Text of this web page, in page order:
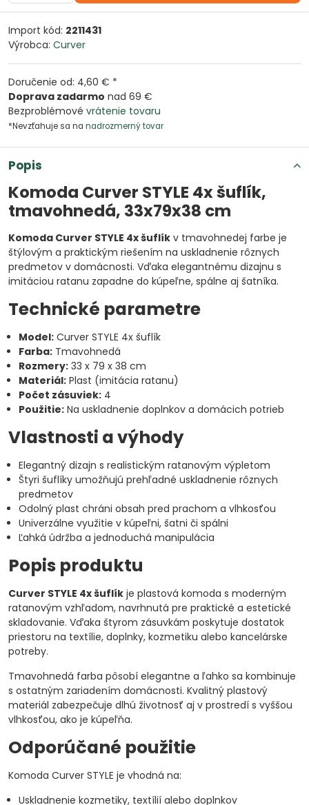
Import kód: 2211431
Výrobca: Curver
Doručenie od: 4,60 € *
Doprava zadarmo nad 69 €
Bezproblémové vrátenie tovaru
*Nevzťahuje sa na nadrozmerný tovar
Popis
Komoda Curver STYLE 4x šuflík,
tmavohnedá, 33x79x38 cm
Komoda Curver STYLE 4x šuflík v tmavohnedej farbe je
štýlovým a praktickým riešením na uskladnenie rôznych
predmetov v domácnosti. Vďaka elegantnému dizajnu s
imitáciou ratanu zapadne do kúpeľne, spálne aj šatníka.
Technické parametre
Model: Curver STYLE 4x šuflík
Farba: Tmavohnedá
Rozmery: 33 x 79 x 38 cm
Materiál: Plast (imitácia ratanu)
Počet zásuviek: 4
Použitie: Na uskladnenie doplnkov a domácich potrieb
Vlastnosti a výhody
Elegantný dizajn s realistickým ratanovým výpletom
Štyri šuflíky umožňujú prehľadné uskladnenie rôznych
predmetov
Odolný plast chráni obsah pred prachom a vlhkosťou
Univerzálne využitie v kúpeľni, šatni či spálni
Ľahká údržba a jednoduchá manipulácia
Popis produktu
Curver STYLE 4x šuflík je plastová komoda s moderným
ratanovým vzhľadom, navrhnutá pre praktické a estetické
skladovanie. Vďaka štyrom zásuvkám poskytuje dostatok
priestoru na textílie, doplnky, kozmetiku alebo kancelárske
potreby.
Tmavohnedá farba pôsobí elegantne a ľahko sa kombinuje
s ostatným zariadením domácnosti. Kvalitný plastový
materiál zabezpečuje dlhú životnosť aj v prostredí s vyššou
vlhkosťou, ako je kúpeľňa.
Odporúčané použitie
Komoda Curver STYLE je vhodná na:
Uskladnenie kozmetiky, textílií alebo doplnkov